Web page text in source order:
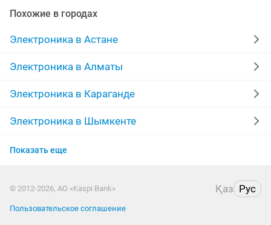
пылесос ipad 2 ремонт холодильников
кислородный концентратор
Похожие в городах
Электроника в Астане
Электроника в Алматы
Электроника в Караганде
Электроника в Шымкенте
Электроника в Актобе
Электроника в Таразе
Показать еще
© 2012-2026, АО «Kaspi Bank» Қаз Рус
Пользовательское соглашение